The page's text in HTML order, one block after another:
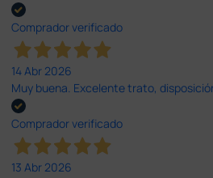
Comprador verificado
14 Abr 2026
Muy buena. Excelente trato,
Comprador verificado
13 Abr 2026